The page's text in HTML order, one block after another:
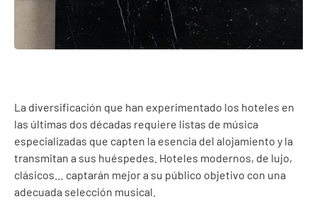
La diversificación que han experimentado los hoteles en
las últimas dos décadas requiere listas de música
especializadas que capten la esencia del alojamiento y la
transmitan a sus huéspedes. Hoteles modernos, de lujo,
clásicos… captarán mejor a su público objetivo con una
adecuada selección musical.